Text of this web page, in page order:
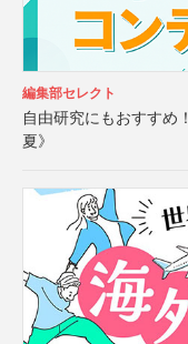
編集部セレクト
自由研究にもおすすめ
夏》